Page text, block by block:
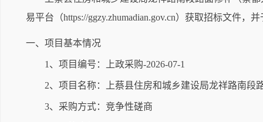
易平台（https://ggzy.zhumadian.gov.cn） 获取招标文件，并
一、项目基本情况
1、项目编号：上政采购-2026-07-1
2、项目名称：上蔡县住房和城乡建设局龙祥路南段
3、采购方式：竞争性磋商